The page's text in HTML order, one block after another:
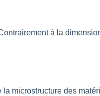
à la
microstructure des